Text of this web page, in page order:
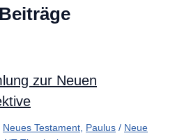
zur Neuen
Neues Testament Paulus / Neue